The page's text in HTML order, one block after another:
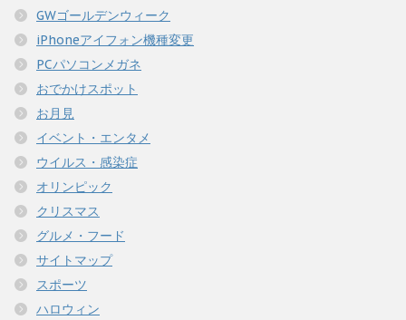
GWゴールデンウィーク
iPhoneアイフォン機種変更
PCパソコンメガネ
おでかけスポット
お月見
イベント・エンタメ
ウイルス・感染症
オリンピック
クリスマス
グルメ・フード
サイトマップ
スポーツ
ハロウィン